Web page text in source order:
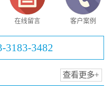
在线留言 客户案例
3183-3482
查看更多+